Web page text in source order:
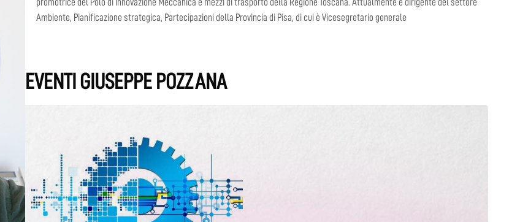
promotrice del Polo di Innovazione Meccanica e mezzi di trasporto della Regione Toscana. Attualmente è dirigente del settore
Ambiente, Pianificazione strategica, Partecipazioni della Provincia di Pisa, di cui è Vicesegretario generale
EVENTI GIUSEPPE POZZANA